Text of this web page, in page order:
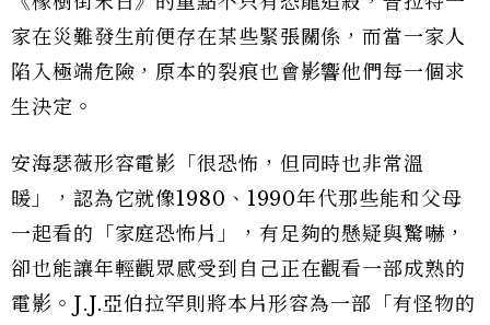
家在災難發生前便存在某些緊張關係，而當一家人
陷入極端危險，原本的裂痕也會影響他們每一個求
生決定。
安海瑟薇形容電影「很恐怖，但同時也非常溫
暖」，認為它就像1980、1990年代那些能和父母
一起看的「家庭恐怖片」，有足夠的懸疑與驚嚇，
卻也能讓年輕觀眾感受到自己正在觀看一部成熟的
電影。J.J.亞伯拉罕則將本片形容為一部「有怪物的